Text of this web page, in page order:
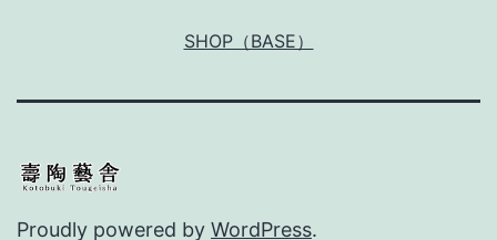
SHOP（BASE）
Proudly powered by WordPress.